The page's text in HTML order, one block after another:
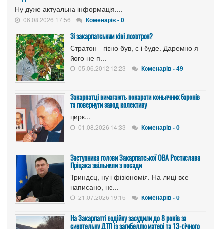
Ну дуже актуальна інформація....
06.08.2026 17:56 Коменарів - 0
Зі закарпатським ківі лохотрон?
Стратон - гівно був, є і буде. Даремно я
його не п...
05.06.2012 12:23 Коменарів - 49
Закарпатці вимагають покарати коньячних баронів
та повернути завод колективу
цирк...
01.08.2026 14:33 Коменарів - 0
Заступника голови Закарпатської ОВА Ростислава
Пріцака звільнили з посади
Триндєц, ну і фізіономія. На лиці все
написано, не...
21.07.2026 19:16 Коменарів - 0
На Закарпатті водійку засудили до 8 років за
смертельну ДТП із загибеллю матері та 13-річного